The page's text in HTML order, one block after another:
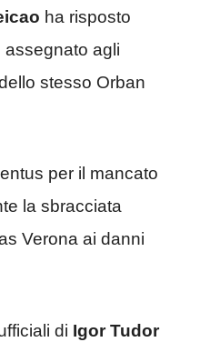
ha risposto
assegnato agli
stesso Orban
per il mancato
la sbracciata
Verona ai danni
di Igor Tudor